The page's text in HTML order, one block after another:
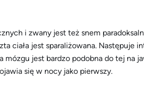
i zwany jest też snem
ciała jest sparaliżowana. Następuje
mózgu jest bardzo podobna do tej na
się w nocy jako pierwszy.